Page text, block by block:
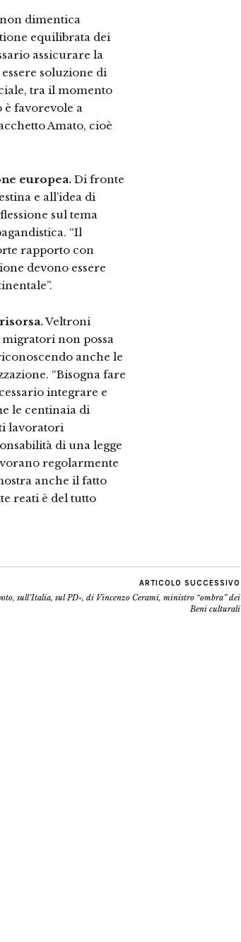
dimentica
equilibrata dei
assicurare la
soluzione di
tra il momento
è favorevole a
Amato, cioè
europea. Di fronte
e all’idea di
sul tema
“Il
rapporto con
devono essere
Veltroni
non possa
anche le
“Bisogna fare
integrare e
le centinaia di
lavoratori
di una legge
regolarmente
anche il fatto
reati è del tutto
ARTICOLO SUCCESSIVO
sull’Italia, sul PD», di Vincenzo Cerami, ministro “ombra” dei
Beni culturali